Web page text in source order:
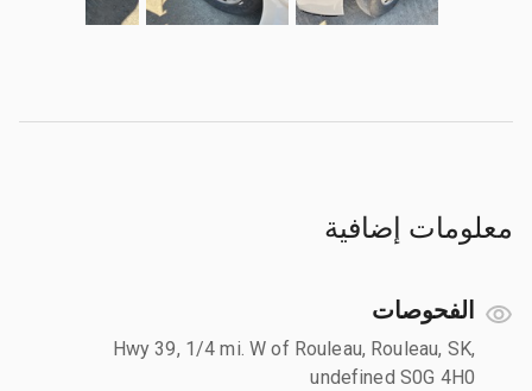
معلومات إضافية
الفحوصات
Hwy 39, 1/4 mi. W of Rouleau, Rouleau, SK,
undefined S0G 4H0